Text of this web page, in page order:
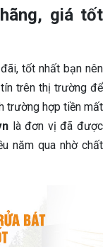
giá tốt
tốt nhất bạn nên
trên thị trường để
trường hợp tiền mất
là đơn vị đã được
năm qua nhờ chất